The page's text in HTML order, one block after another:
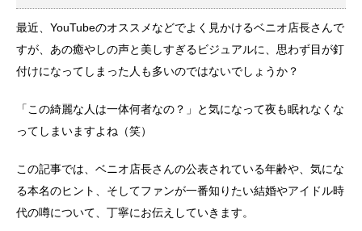
最近、YouTubeのオススメなどでよく見かけるベニオ店長さんで
すが、あの癒やしの声と美しすぎるビジュアルに、思わず目が釘
付けになってしまった人も多いのではないでしょうか？
「この綺麗な人は一体何者なの？」と気になって夜も眠れなくな
ってしまいますよね（笑）
この記事では、ベニオ店長さんの公表されている年齢や、気にな
る本名のヒント、そしてファンが一番知りたい結婚やアイドル時
代の噂について、丁寧にお伝えしていきます。